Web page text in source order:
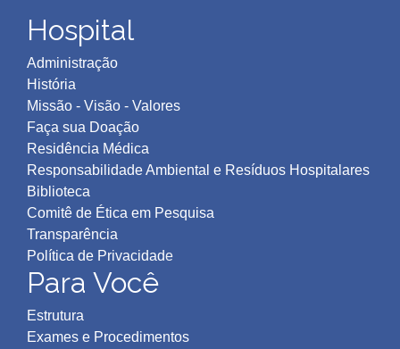
Hospital
Administração
História
Missão - Visão - Valores
Faça sua Doação
Residência Médica
Responsabilidade Ambiental e Resíduos Hospitalares
Biblioteca
Comitê de Ética em Pesquisa
Transparência
Política de Privacidade
Para Você
Estrutura
Exames e Procedimentos